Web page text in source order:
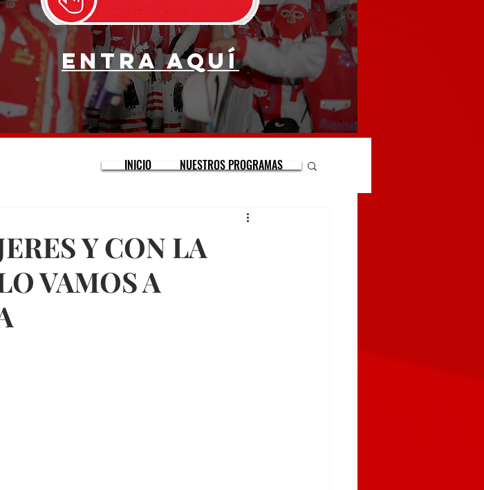
Entra aquí
Y CON LA
VAMOS A
INICIO NUESTROS PROGRAMAS